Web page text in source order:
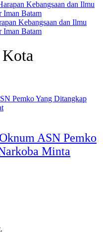
Kebangsaan dan Ilmu
Iman Batam
ASN Pemko
Minta